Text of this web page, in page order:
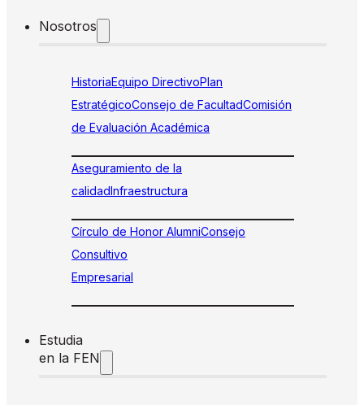
Nosotros
HistoriaEquipo DirectivoPlan
EstratégicoConsejo de FacultadComisión
de Evaluación Académica
Aseguramiento de la
calidadInfraestructura
Círculo de Honor AlumniConsejo
Consultivo
Empresarial
Estudia
en la FEN